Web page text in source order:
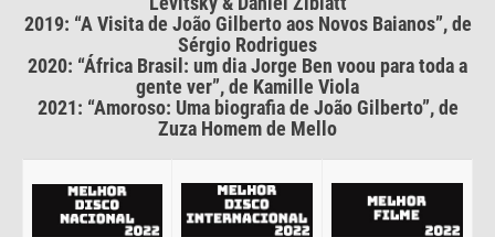
2019: “A Visita de João Gilberto aos Novos Baianos”, de
Sérgio Rodrigues
2020: “África Brasil: um dia Jorge Ben voou para toda a
gente ver”, de Kamille Viola
2021: “Amoroso: Uma biografia de João Gilberto”, de
Zuza Homem de Mello